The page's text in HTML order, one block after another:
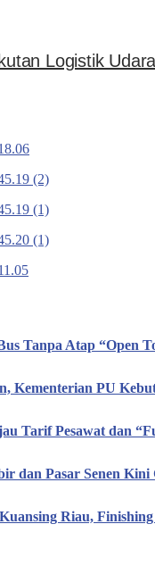
Logistik
Tanpa Atap “Open
Kementerian PU
Tarif Pesawat dan
dan Pasar Senen
Riau,